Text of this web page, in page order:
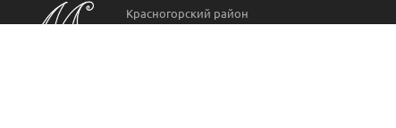
Красногорский район